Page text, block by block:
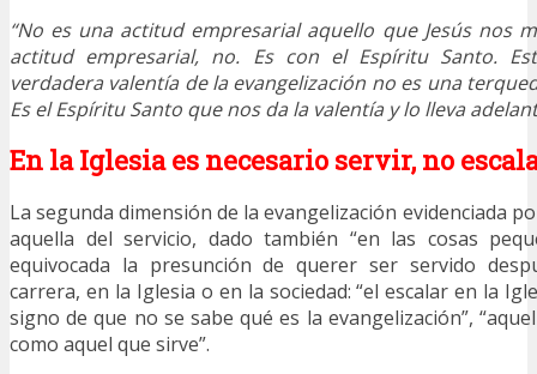
“No es una actitud empresarial aquello que Jesús nos
actitud empresarial, no. Es con el Espíritu Santo.
verdadera valentía de la evangelización no es una
Es el Espíritu Santo que nos da la valentía y lo lleva
En la Iglesia es necesario servir, no
La segunda dimensión de la evangelización evidenciada
aquella del servicio, dado también “en las cosas
equivocada la presunción de querer ser servido
carrera, en la Iglesia o en la sociedad: “el escalar en la
signo de que no se sabe qué es la evangelización”,
como aquel que sirve”.